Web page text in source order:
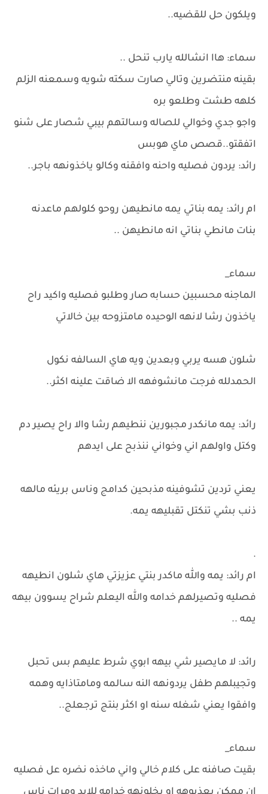
ويلكون حل للقضيه..
سماء: هاا انشالله يارب تنحل ..
بقينه منتضرين وتالي صارت سكته شويه وسمعنه الزلم
كلهه طشت وطلعو بره
واجو جدي وخوالي للصاله وسالتهم بيبي شصار على شنو
اتفقتو..قصص ماي هوبس
رائد: يردون فصليه واحنه وافقنه وكالو ياخذونهه باجر..
ام رائد: يمه بناتي يمه مانطيهن روحو كلولهم ماعدنه
بنات مانطي بناتي انه مانطيهن ..
سماء_
الماجنه محسبين حسابه صار وطلبو فصليه واكيد راح
ياخذون رشا لانهه الوحيده مامتزوحه بين خالاتي
شلون هسه يربي وبعدين ويه هاي السالفه نكول
الحمدلله فرجت مانشوفهه الا ضاقت علينه اكثر..
رائد: يمه مانكدر مجبورين ننطيهم رشا والا راح يصير دم
وكتل واولهم اني وخواني ننذبح على ايدهم
يعني تردين تشوفينه مذبحين كدامج وناس بريئه مالهه
ذنب بشي تنكتل تقبليهه يمه.
.
ام رائد: يمه والله ماكدر بنتي عزيزتي هاي شلون انطيهه
فصليه وتصيرلهم خدامه والله اليعلم شراح يسوون بيهه
يمه ..
رائد: لا مايصير شي بيهه ابوي شرط عليهم بس تحبل
وتجيبلهم طفل يردونهه النه سالمه ومامتاذايه وهمه
وافقوا يعني شغله سنه او اكثر بنتج ترجعلج..
سماء_
بقيت صافنه على كلام خالي واني ماخذه نضره عل فصليه